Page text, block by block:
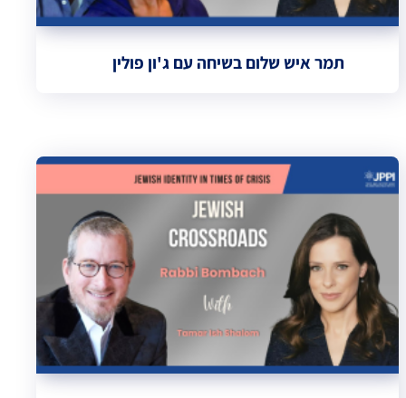
תמר איש שלום בשיחה עם ג'ון פולין